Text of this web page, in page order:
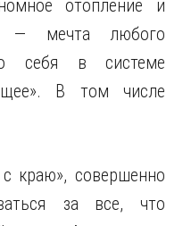
отопление и
— мечта любого
себя в системе
В том числе
краю», совершенно
за все, что